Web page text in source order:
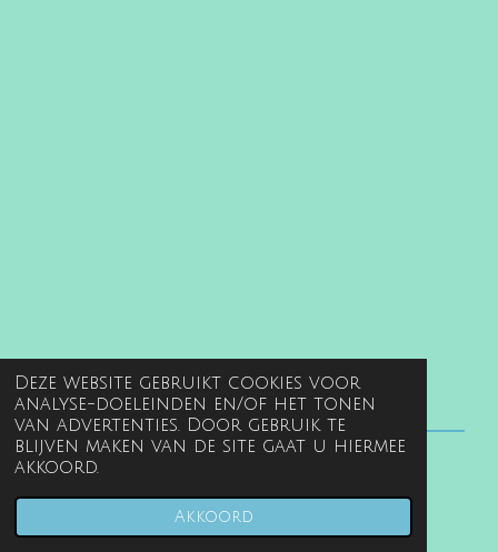
Deze website gebruikt cookies voor
analyse-doeleinden en/of het tonen
van advertenties. Door gebruik te
blijven maken van de site gaat u hiermee
akkoord.
Akkoord
© 2022 - 2026 www.gentille.nl
JouwWeb